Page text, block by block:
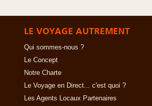
LE VOYAGE AUTREMENT
Qui sommes-nous ?
Le Concept
Notre Charte
Le Voyage en Direct... c'est quoi ?
Les Agents Locaux Partenaires